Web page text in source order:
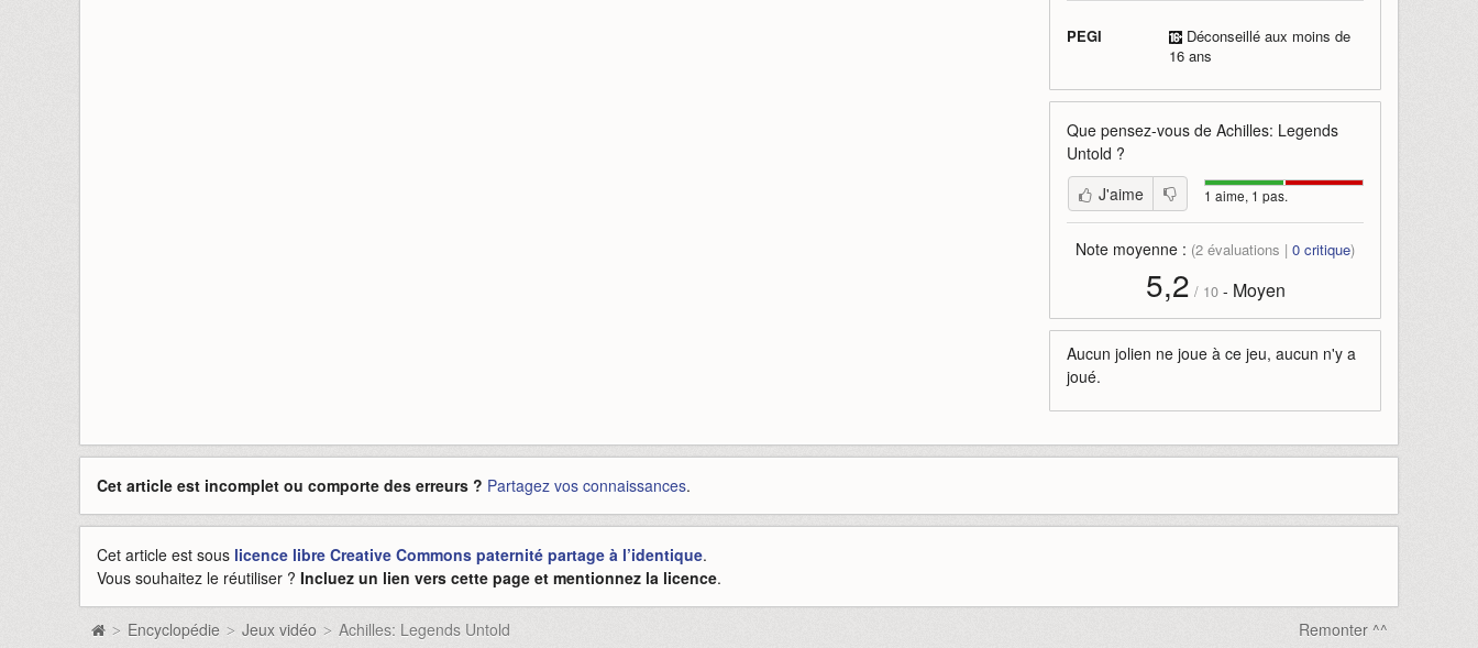
PEGI
Déconseillé aux moins de
16 ans
Que pensez-vous de Achilles: Legends
Untold ?
1 aime, 1 pas.
J'aime
Note moyenne : (2 évaluations | 0 critique)
5,2 / 10- Moyen
Aucun jolien ne joue à ce jeu, aucun n'y a
joué.
Cet article est incomplet ou comporte des erreurs ? Partagez vos connaissances.
Cet article est sous licence libre Creative Commons paternité partage à l’identique.
Vous souhaitez le réutiliser ? Incluez un lien vers cette page et mentionnez la licence.
Remonter ^^
> Encyclopédie > Jeux vidéo > Achilles: Legends Untold